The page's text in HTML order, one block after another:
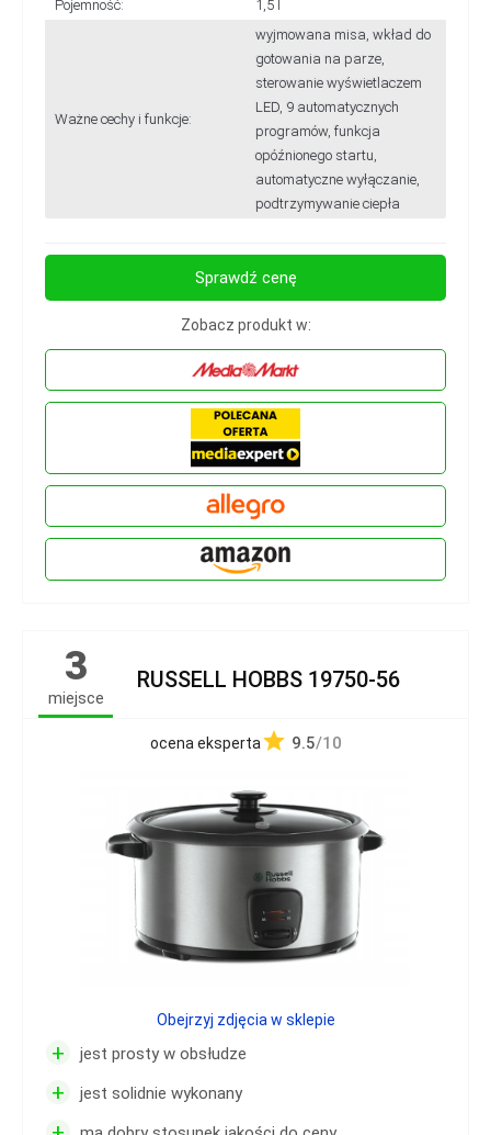
Pojemność:
1,5 l
Ważne cechy i funkcje:
wyjmowana misa, wkład do
gotowania na parze,
sterowanie wyświetlaczem
LED, 9 automatycznych
programów, funkcja
opóźnionego startu,
automatyczne wyłączanie,
podtrzymywanie ciepła
Sprawdź cenę
Zobacz produkt w:
3
miejsce
RUSSELL HOBBS 19750-56
ocena eksperta 9.5/10
+ jest prosty w obsłudze
+ jest solidnie wykonany
Obejrzyj zdjęcia w sklepie